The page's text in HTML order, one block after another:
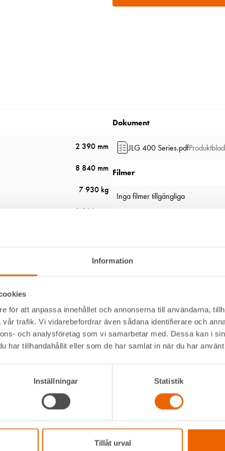
Information
för att anpassa innehållet och annonserna till användarna,
trafik. Vi vidarebefordrar även sådana identifierare och
och analysföretag som vi samarbetar med. Dessa kan i
har tillhandahållit eller som de har samlat in när du har
Inställningar Statistik
Tillåt urval
2 390 mm
8 840 mm
7 930 kg
2 310 mm
14,02 m
16,02 m
910 mm
2 440 mm
när det gäller specifikationer.
Dokument
JLG 400 Series.pdfProduktblad
Filmer
Inga filmer tillgängliga